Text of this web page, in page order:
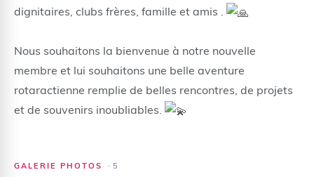
dignitaires, clubs frères, famille et amis .
Nous souhaitons la bienvenue à notre nouvelle
membre et lui souhaitons une belle aventure
rotaractienne remplie de belles rencontres, de projets
et de souvenirs inoubliables.
GALERIE PHOTOS · 5